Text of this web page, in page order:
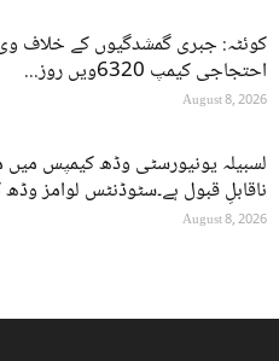
کوئٹہ: جبری گمشدگیوں کے خلاف
احتجاجی کیمپ 6320ویں روز...
August 8, 2026
لسبیلہ یونیورسٹی وڈھ کیمپس میں
ناقابلِ قبول ہے۔سٹوڈنٹس لوامز
August 8, 2026